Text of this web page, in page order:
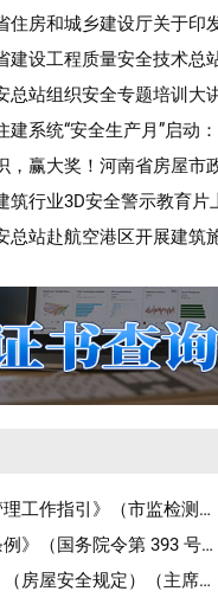
市政工程专业委员会召开会
住房和城乡建设厅关于印
建设工程质量安全技术总站
总站组织安全专题培训大
建系统“安全生产月”启动
，赢大奖！河南省房屋市
筑行业3D安全警示教育片
总站赴航空港区开展建筑
》（市监检测发〔2026〕15 号）
第 393 号 2004 年 2 月 1 日起施行）
主席令第 45 号 2021 年 1 月 1 日起施行）